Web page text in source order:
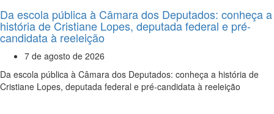
Da escola pública à Câmara dos Deputados: conheça a
história de Cristiane Lopes, deputada federal e pré-
candidata à reeleição
7 de agosto de 2026
Da escola pública à Câmara dos Deputados: conheça a história de
Cristiane Lopes, deputada federal e pré-candidata à reeleição